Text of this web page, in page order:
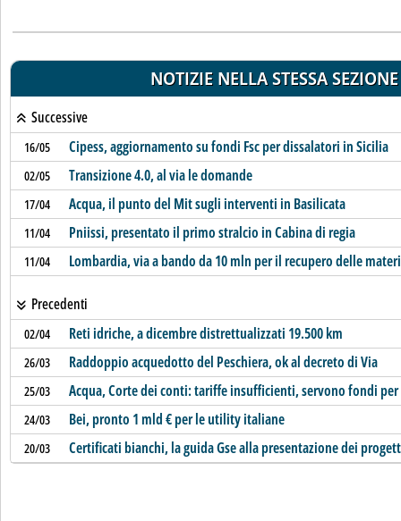
NOTIZIE NELLA STESSA SEZIONE
Successive
16/05 Cipess, aggiornamento su fondi Fsc per dissalatori in Sicilia
02/05 Transizione 4.0, al via le domande
17/04 Acqua, il punto del Mit sugli interventi in Basilicata
11/04 Pniissi, presentato il primo stralcio in Cabina di regia
11/04 Lombardia, via a bando da 10 mln per il recupero delle
Precedenti
02/04 Reti idriche, a dicembre distrettualizzati 19.500 km
26/03 Raddoppio acquedotto del Peschiera, ok al decreto di Via
25/03 Acqua, Corte dei conti: tariffe insufficienti, servono fondi
24/03 Bei, pronto 1 mld € per le utility italiane
20/03 Certificati bianchi, la guida Gse alla presentazione dei